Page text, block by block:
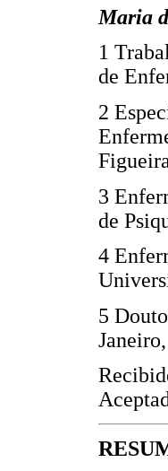
Maria
1
de
2
3
de
4
5